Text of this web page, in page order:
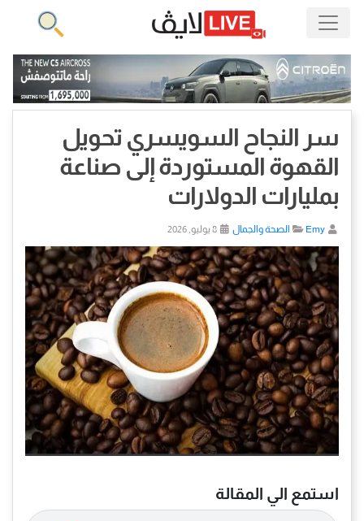
سر النجاح السويسري تحويل
القهوة المستوردة إلى صناعة
بمليارات الدولارات
Emy الصحة والجمال
استمع الي المقالة